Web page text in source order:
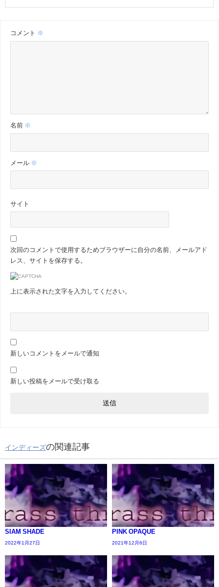
コメント ※
名前 ※
メール ※
サイト
次回のコメントで使用するためブラウザーに自分の名前、メールアド
レス、サイトを保存する。
上に表示された文字を入力してください。
新しいコメントをメールで通知
新しい投稿をメールで受け取る
インディーズの関連記事
SIAM SHADE
2022年1月27日
PINK OPAQUE
2021年12月6日